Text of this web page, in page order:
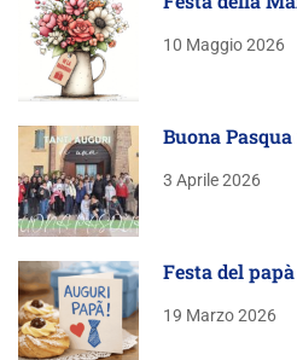
10 Maggio 2026
Buona Pasqua
3 Aprile 2026
Festa del
19 Marzo 2026